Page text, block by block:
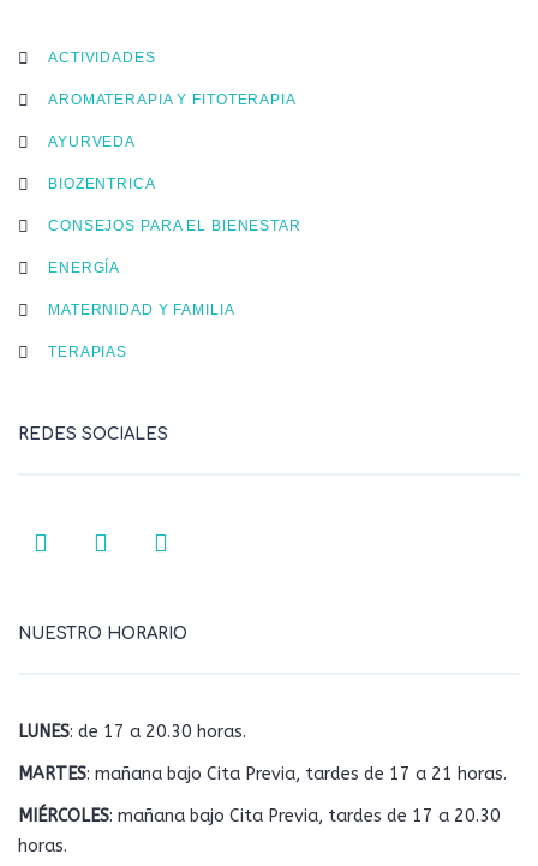
ACTIVIDADES
AROMATERAPIA Y FITOTERAPIA
AYURVEDA
BIOZENTRICA
CONSEJOS PARA EL BIENESTAR
ENERGÍA
MATERNIDAD Y FAMILIA
TERAPIAS
REDES SOCIALES
NUESTRO HORARIO
LUNES: de 17 a 20.30 horas.
MARTES: mañana bajo Cita Previa, tardes de 17 a 21 horas.
MIÉRCOLES: mañana bajo Cita Previa, tardes de 17 a 20.30
horas.